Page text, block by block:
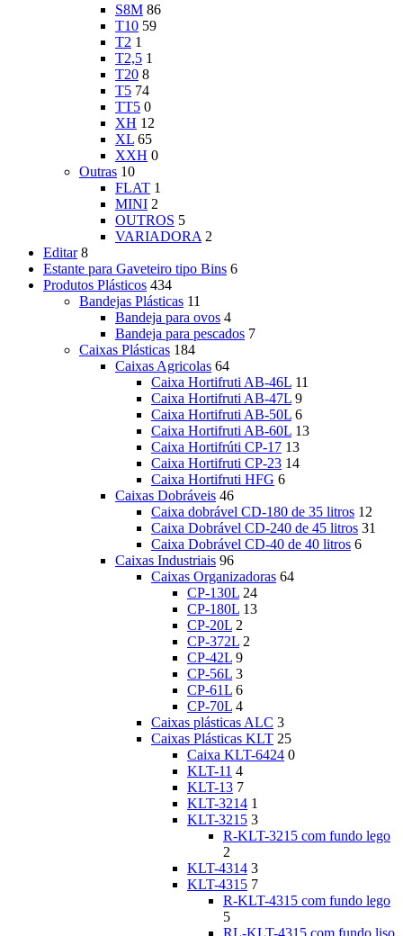
S8M 86
T10 59
T2 1
T2,5 1
T20 8
T5 74
TT5 0
XH 12
XL 65
XXH 0
Outras 10
FLAT 1
MINI 2
OUTROS 5
VARIADORA 2
Editar 8
Estante para Gaveteiro tipo Bins 6
Produtos Plásticos 434
Bandejas Plásticas 11
Bandeja para ovos 4
Bandeja para pescados 7
Caixas Plásticas 184
Caixas Agricolas 64
Caixa Hortifruti AB-46L 11
Caixa Hortifruti AB-47L 9
Caixa Hortifruti AB-50L 6
Caixa Hortifruti AB-60L 13
Caixa Hortifrúti CP-17 13
Caixa Hortifruti CP-23 14
Caixa Hortifruti HFG 6
Caixas Dobráveis 46
Caixa dobrável CD-180 de 35 litros 12
Caixa Dobrável CD-240 de 45 litros 31
Caixa Dobrável CD-40 de 40 litros 6
Caixas Industriais 96
Caixas Organizadoras 64
CP-130L 24
CP-180L 13
CP-20L 2
CP-372L 2
CP-42L 9
CP-56L 3
CP-61L 6
CP-70L 4
Caixas plásticas ALC 3
Caixas Plásticas KLT 25
Caixa KLT-6424 0
KLT-11 4
KLT-13 7
KLT-3214 1
KLT-3215 3
R-KLT-3215 com fundo lego
2
KLT-4314 3
KLT-4315 7
R-KLT-4315 com fundo lego
5